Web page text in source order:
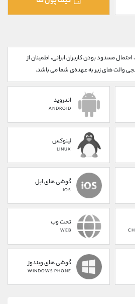
مسدود بودن کاربران ایرانی، اطمینان از
والت های زیر به عهده‌ی شما می باشد.
اندروید
ANDROID
لینوکس
LINUX
گوشی های اپل
IOS
تحت وب
WEB
گوشی های ویندوز
WINDOWS PHONE
@alirezamehrabi_official